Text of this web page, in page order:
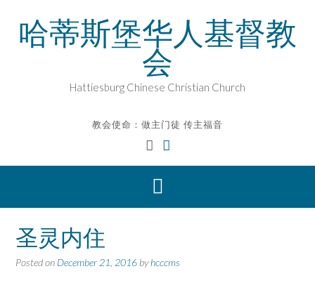
content哈蒂斯堡华人基督教
会
Hattiesburg Chinese Christian Church
教会使命：做主门徒 传主福音
圣灵内住
Posted on December 21, 2016 byhcccms